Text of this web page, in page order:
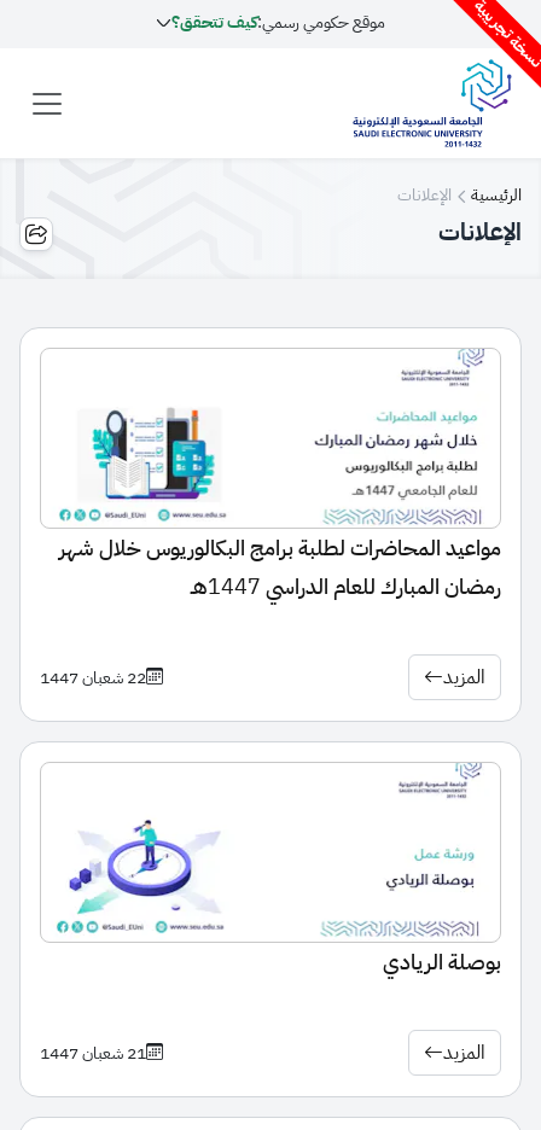
تجريبية موقع حكومي رسمي:كيف تتحقق؟
الرئيسية الإعلانات
الإعلانات
مواعيد المحاضرات لطلبة برامج البكالوريوس خلال شهر
رمضان المبارك للعام الدراسي 1447هـ
المزيد 22 شعبان 1447
بوصلة الريادي
المزيد 21 شعبان 1447